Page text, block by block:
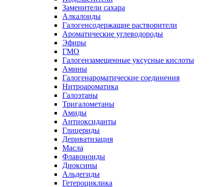
Заменители сахара
Алкалоиды
Галогенсодержащие растворители
Ароматические углеводороды
Эфиры
ГМО
Галогензамещенные уксусные кислоты
Амины
Галогенароматические соединения
Нитроароматика
Галоэтаны
Тригалометаны
Амиды
Антиоксиданты
Глицериды
Дериватизация
Масла
Флавоноиды
Диоксины
Альдегиды
Гетероциклика